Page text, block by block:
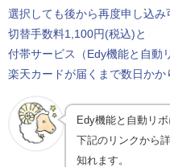
選択しても後から再度申し込み
切替手数料1,100円(税込)と
付帯サービス（Edy機能と自動
楽天カードが届くまで数日かか
Edy機能と自動リ
下記のリンクから
知れます。